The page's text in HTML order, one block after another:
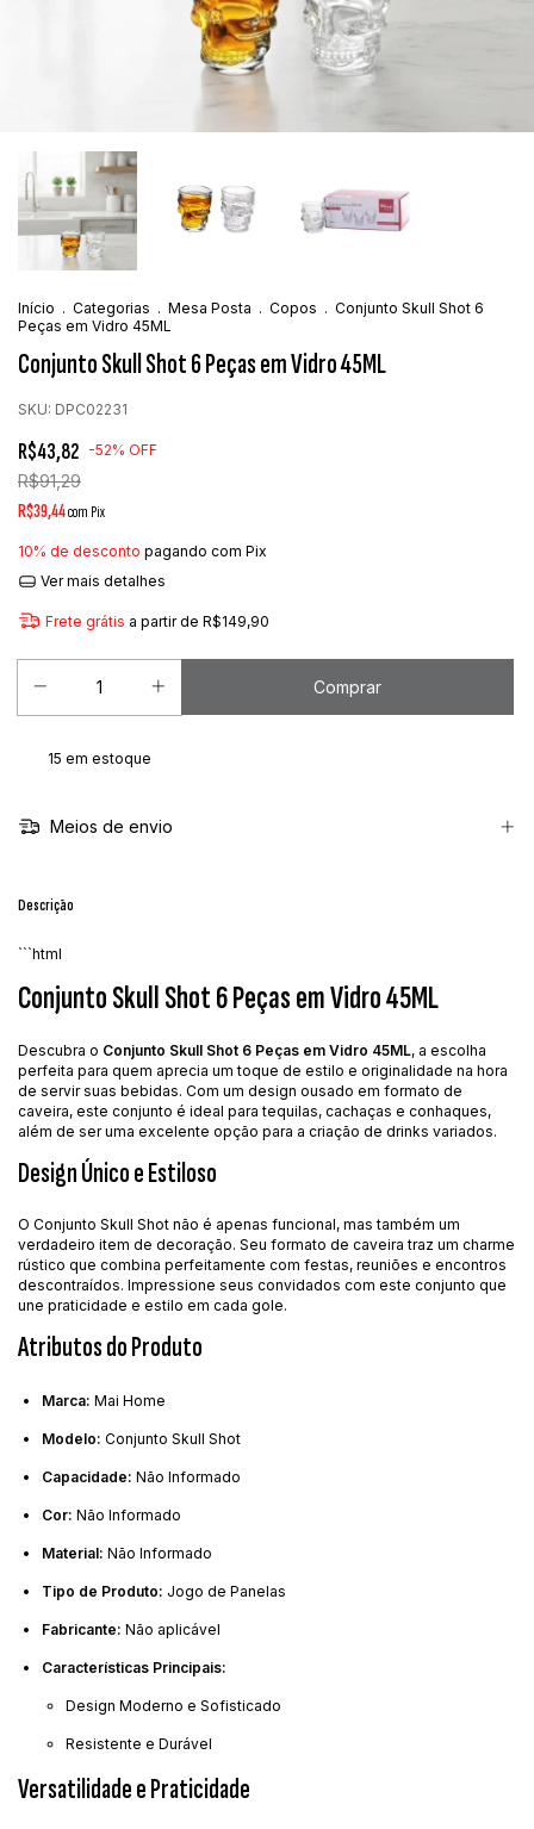
Início . Categorias . Mesa Posta . Copos . Conjunto Skull Shot 6
Peças em Vidro 45ML
Conjunto Skull Shot 6 Peças em Vidro 45ML
SKU: DPC02231
R$43,82 -52% OFF
R$91,29
R$39,44com Pix
10% de desconto pagando com Pix
Ver mais detalhes
Frete grátis a partir de R$149,90
15 em estoque
Meios de envio
Descrição
```html
Conjunto Skull Shot 6 Peças em Vidro 45ML
Descubra o Conjunto Skull Shot 6 Peças em Vidro 45ML, a escolha
perfeita para quem aprecia um toque de estilo e originalidade na hora
de servir suas bebidas. Com um design ousado em formato de
caveira, este conjunto é ideal para tequilas, cachaças e conhaques,
além de ser uma excelente opção para a criação de drinks variados.
Design Único e Estiloso
O Conjunto Skull Shot não é apenas funcional, mas também um
verdadeiro item de decoração. Seu formato de caveira traz um charme
rústico que combina perfeitamente com festas, reuniões e encontros
descontraídos. Impressione seus convidados com este conjunto que
une praticidade e estilo em cada gole.
Atributos do Produto
Marca: Mai Home
Modelo: Conjunto Skull Shot
Capacidade: Não Informado
Cor: Não Informado
Material: Não Informado
Tipo de Produto: Jogo de Panelas
Fabricante: Não aplicável
Características Principais:
Design Moderno e Sofisticado
Resistente e Durável
Versatilidade e Praticidade